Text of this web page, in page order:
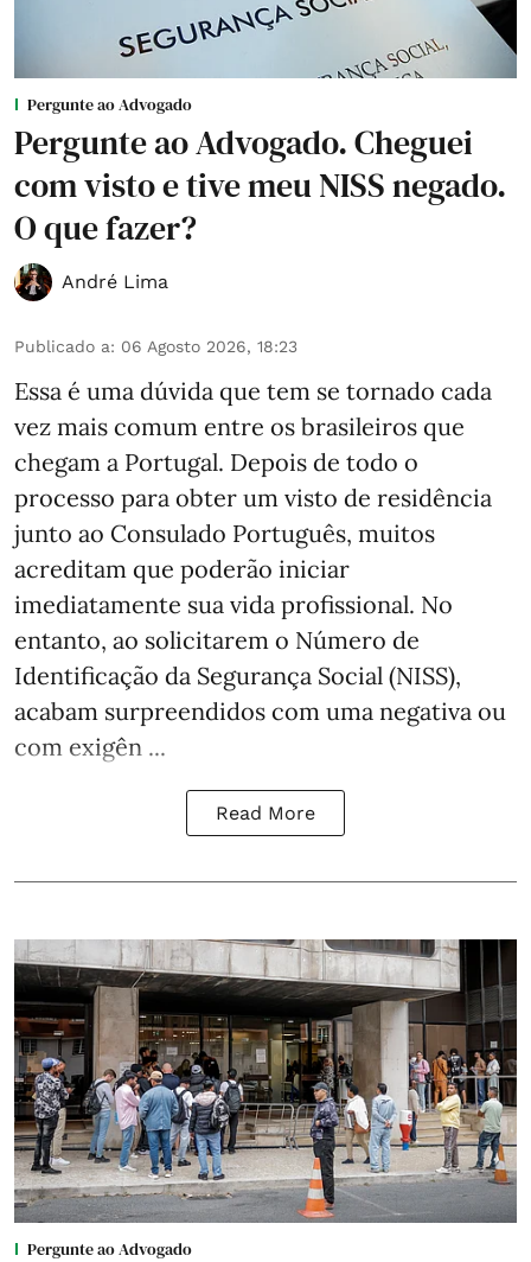
Pergunte ao Advogado
Pergunte ao Advogado. Cheguei
com visto e tive meu NISS negado.
O que fazer?
André Lima
Publicado a: 06 Agosto 2026, 18:23
Essa é uma dúvida que tem se tornado cada
vez mais comum entre os brasileiros que
chegam a Portugal. Depois de todo o
processo para obter um visto de residência
junto ao Consulado Português, muitos
acreditam que poderão iniciar
imediatamente sua vida profissional. No
entanto, ao solicitarem o Número de
Identificação da Segurança Social (NISS),
acabam surpreendidos com uma negativa ou
com exigên ...
Read More
Pergunte ao Advogado